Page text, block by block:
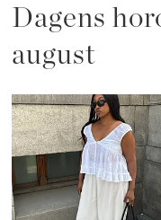
Dagens
august